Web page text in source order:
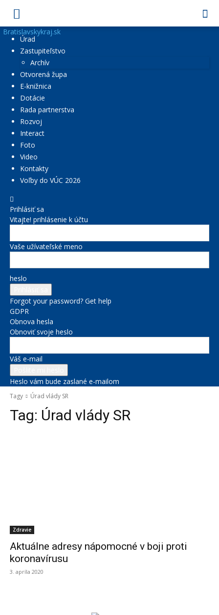
Bratislavskykraj.sk
Úrad
Zastupiteľstvo
Archív
Otvorená župa
E-knižnica
Dotácie
Rada partnerstva
Rozvoj
Interact
Foto
Video
Kontakty
Voľby do VÚC 2026
Prihlásiť sa
Vitajte! prihlásenie k účtu
Vaše užívateľské meno
heslo
Forgot your password? Get help
GDPR
Obnova hesla
Obnoviť svoje heslo
Váš e-mail
Heslo vám bude zaslané e-mailom
Tagy Úrad vlády SR
Tag: Úrad vlády SR
Zdravie
Aktuálne adresy nápomocné v boji proti
koronavírusu
3. apríla 2020